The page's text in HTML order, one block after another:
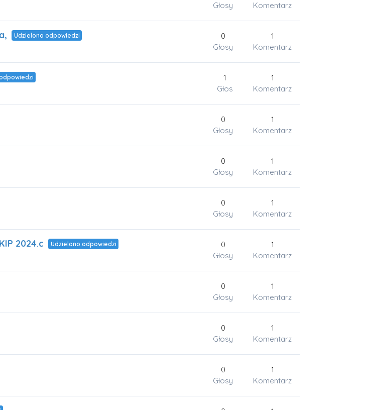
Głosy
Komentarz
Udzielono odpowiedzi
0
Głosy
1
Komentarz
1
Głos
1
Komentarz
0
Głosy
1
Komentarz
0
Głosy
1
Komentarz
0
Głosy
1
Komentarz
2024.c Udzielono odpowiedzi
0
Głosy
1
Komentarz
0
Głosy
1
Komentarz
0
Głosy
1
Komentarz
0
Głosy
1
Komentarz